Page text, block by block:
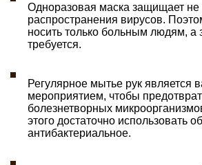
Одноразовая маска защищает не
распространения вирусов.
носить только больным людям, а
требуется.
Регулярное мытье рук является
мероприятием, чтобы
болезнетворных
этого достаточно использовать
антибактериальное.